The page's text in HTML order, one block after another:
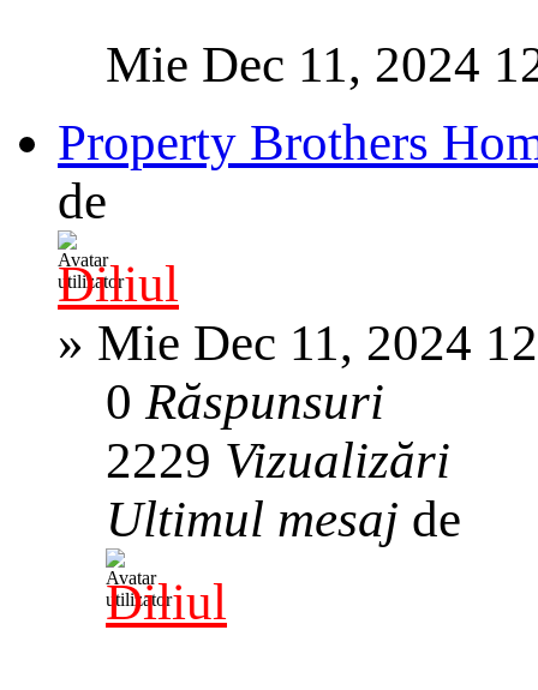
Mie Dec 11, 2024
Property Brothers
de
Diliul
» Mie Dec 11, 2024
0Răspunsuri
2229 Vizualizări
Ultimul mesaj de
Diliul